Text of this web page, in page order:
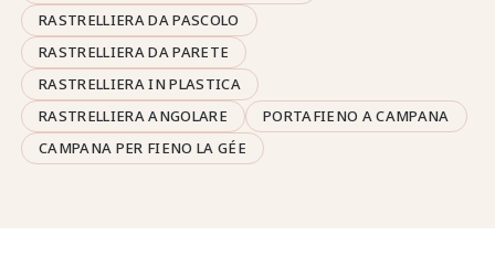
RASTRELLIERA DA PASCOLO
RASTRELLIERA DA PARETE
RASTRELLIERA IN PLASTICA
RASTRELLIERA ANGOLARE
PORTAFIENO A CAMPANA
CAMPANA PER FIENO LA GÉE